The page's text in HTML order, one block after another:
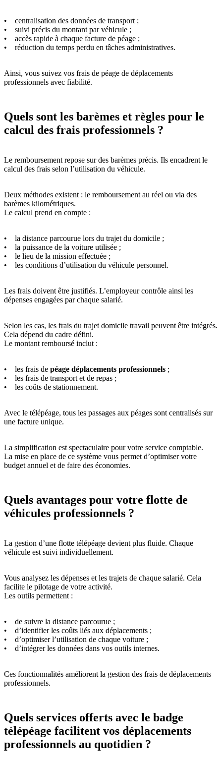
• centralisation des données de transport ;
• suivi précis du montant par véhicule ;
• accès rapide à chaque facture de péage ;
• réduction du temps perdu en tâches administratives.
Ainsi, vous suivez vos frais de péage de déplacements
professionnels avec fiabilité.
Quels sont les barèmes et règles pour le
calcul des frais professionnels ?
Le remboursement repose sur des barèmes précis. Ils encadrent le
calcul des frais selon l’utilisation du véhicule.
Deux méthodes existent : le remboursement au réel ou via des
barèmes kilométriques.
Le calcul prend en compte :
• la distance parcourue lors du trajet du domicile ;
• la puissance de la voiture utilisée ;
• le lieu de la mission effectuée ;
• les conditions d’utilisation du véhicule personnel.
Les frais doivent être justifiés. L’employeur contrôle ainsi les
dépenses engagées par chaque salarié.
Selon les cas, les frais du trajet domicile travail peuvent être intégrés.
Cela dépend du cadre défini.
Le montant remboursé inclut :
• les frais de péage déplacements professionnels ;
• les frais de transport et de repas ;
• les coûts de stationnement.
Avec le télépéage, tous les passages aux péages sont centralisés sur
une facture unique.
La simplification est spectaculaire pour votre service comptable.
La mise en place de ce système vous permet d’optimiser votre
budget annuel et de faire des économies.
Quels avantages pour votre flotte de
véhicules professionnels ?
La gestion d’une flotte télépéage devient plus fluide. Chaque
véhicule est suivi individuellement.
Vous analysez les dépenses et les trajets de chaque salarié. Cela
facilite le pilotage de votre activité.
Les outils permettent :
• de suivre la distance parcourue ;
• d’identifier les coûts liés aux déplacements ;
• d’optimiser l’utilisation de chaque voiture ;
• d’intégrer les données dans vos outils internes.
Ces fonctionnalités améliorent la gestion des frais de déplacements
professionnels.
Quels services offerts avec le badge
télépéage facilitent vos déplacements
professionnels au quotidien ?